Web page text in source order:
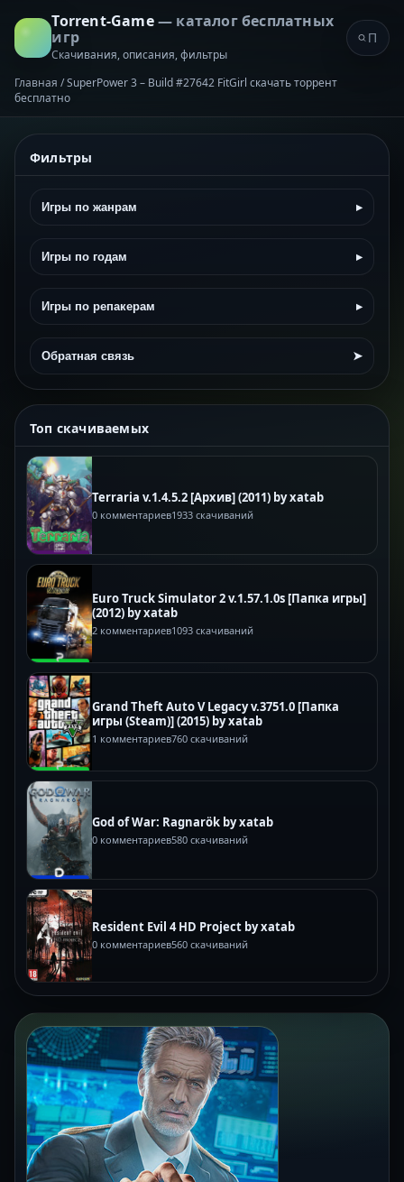
Torrent-Game— каталог бесплатных
игр
Скачивания, описания, фильтры
Главная /SuperPower 3 – Build #27642 FitGirl скачать торрент
бесплатно
Фильтры
Игры по жанрам ▸
Игры по годам ▸
Игры по репакерам ▸
Обратная связь ➤
Топ скачиваемых
Terraria v.1.4.5.2 [Архив] (2011) by xatab
0 комментариев1933 скачиваний
Euro Truck Simulator 2 v.1.57.1.0s [Папка игры]
(2012) by xatab
2 комментариев1093 скачиваний
Grand Theft Auto V Legacy v.3751.0 [Папка
игры (Steam)] (2015) by xatab
1 комментариев760 скачиваний
God of War: Ragnarök by xatab
0 комментариев580 скачиваний
Resident Evil 4 HD Project by xatab
0 комментариев560 скачиваний